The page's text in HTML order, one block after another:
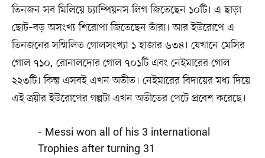
তিনজন সব মিলিয়ে চ্যাম্পিয়নস লিগ জিতেছেন ১০টি। এ ছাড়া
ছোট–বড় অসংখ্য শিরোপা জিতেছেন তাঁরা। আর ইউরোপে এ
তিনজনের সম্মিলিত গোলসংখ্যা ১ হাজার ৬৩৪। যেখানে মেসির
গোল ৭১০, রোনালদোর গোল ৭০১টি এবং নেইমারের গোল
২২৩টি। কিন্তু এসবই এখন অতীত। নেইমারের বিদায়ের মধ্য দিয়ে
এই ত্রয়ীর ইউরোপের গল্পটা এখন অতীতের পেটে প্রবেশ করেছে।
- Messi won all of his 3 international
Trophies after turning 31